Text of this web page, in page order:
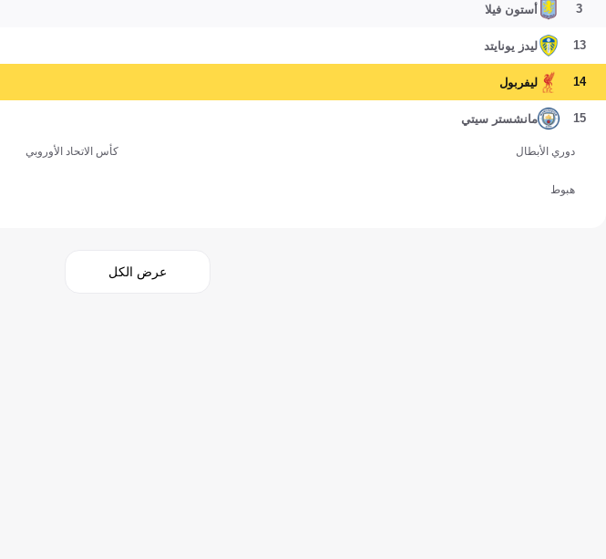
3 أستون فيلا
13 ليدز يونايتد
14 ليفربول
15 مانشستر سيتي
دوري الأبطال كأس الاتحاد الأوروبي
هبوط
عرض الكل